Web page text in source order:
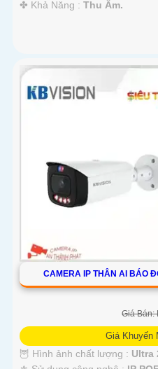
️✤ Khả Năng : Thu Âm.
CAMERA IP THÂN AI BÁO
Giá Bán:
Giá Khuyến
🦉 Hình ảnh chất lượng : Ultra